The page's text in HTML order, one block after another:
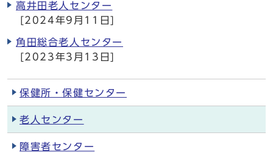
高井田老人センター
[2024年9月11日]
角田総合老人センター
[2023年3月13日]
保健所・保健センター
老人センター
障害者センター